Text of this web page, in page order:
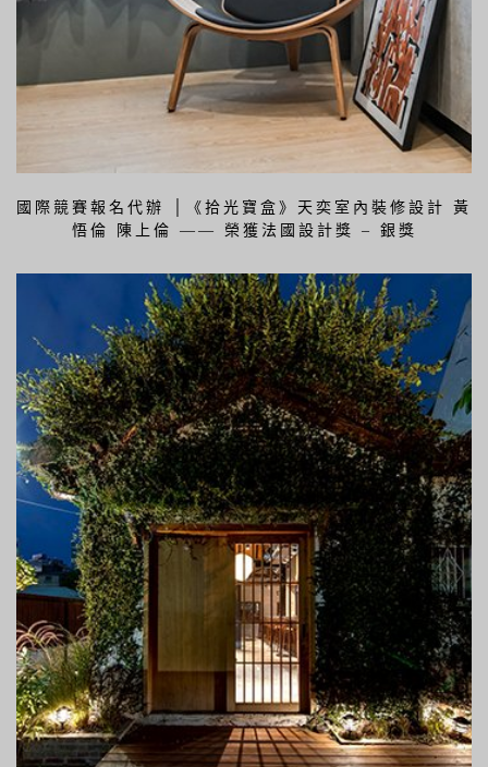
國際競賽報名代辦 │《拾光寶盒》天奕室內裝修設計 黃
悟倫 陳上倫 —— 榮獲法國設計獎 – 銀獎